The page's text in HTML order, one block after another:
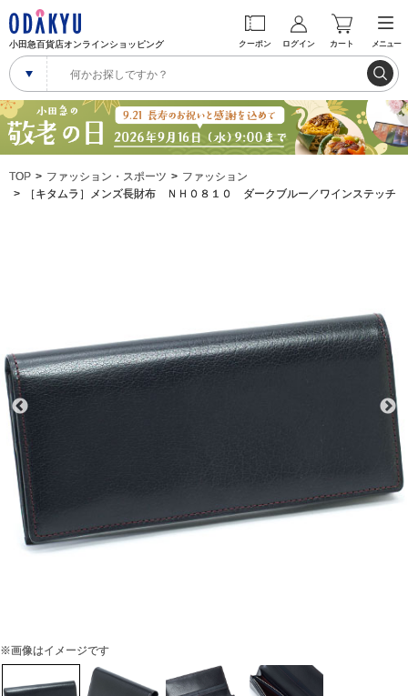
小田急百貨店オンラインショッピング クーポン ログイン カート メニュー
TOP ファッション・スポーツ
ファッション
［キタムラ］メンズ長財布 ＮＨ０８１０ ダークブルー／ワインステッチ
※画像はイメージです